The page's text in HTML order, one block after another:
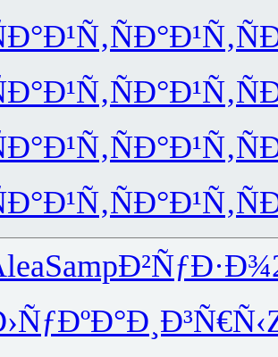
ÑÐ°Ð¹Ñ‚
ÑÐ°Ð¹Ñ‚
ÑÐ°Ð¹Ñ‚
ÑÐ°Ð¹Ñ‚
SampÐ²ÑƒÐ·Ð¾
Ð¸Ð³Ñ€Ñ‹